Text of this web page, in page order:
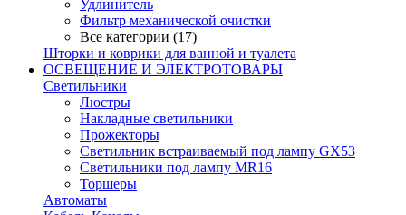
Удлинитель
Фильтр механической очистки
Все категории (17)
Шторки и коврики для ванной и туалета
ОСВЕЩЕНИЕ И ЭЛЕКТРОТОВАРЫ
Светильники
Люстры
Накладные светильники
Прожекторы
Светильник встраиваемый под лампу GX53
Светильники под лампу MR16
Торшеры
Автоматы